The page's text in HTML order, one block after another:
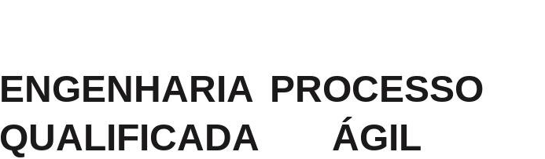
ENGENHARIA
QUALIFICADA​
PROCESSO
ÁGIL​